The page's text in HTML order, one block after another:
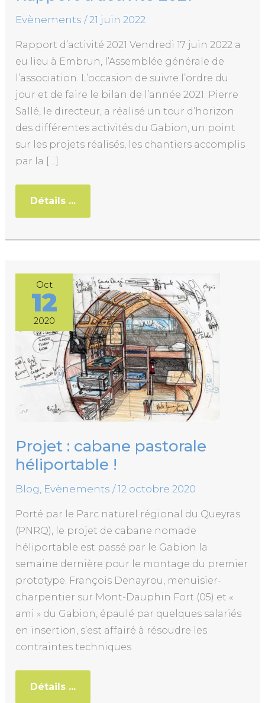
Evènements /21 juin 2022
Rapport d’activité 2021 Vendredi 17 juin 2022 a
eu lieu à Embrun, l’Assemblée générale de
l’association. L’occasion de suivre l’ordre du
jour et de faire le bilan de l’année 2021. Pierre
Sallé, le directeur, a réalisé un tour d’horizon
des différentes activités du Gabion, un point
sur les projets réalisés, les chantiers accomplis
par la […]
Détails ...
Oct
12
2020
Projet : cabane pastorale
héliportable !
Blog Evènements /12 octobre 2020
Porté par le Parc naturel régional du Queyras
(PNRQ), le projet de cabane nomade
héliportable est passé par le Gabion la
semaine dernière pour le montage du premier
prototype. François Denayrou, menuisier-
charpentier sur Mont-Dauphin Fort (05) et «
ami » du Gabion, épaulé par quelques salariés
en insertion, s’est affairé à résoudre les
contraintes techniques
cabane
pastorale
héliportable
Détails ...